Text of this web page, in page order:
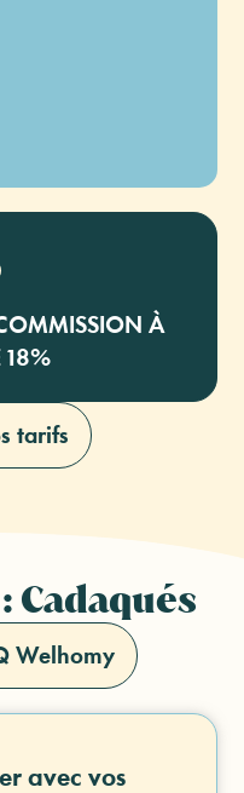
À
18%
tarifs
Cadaqués
Welhomy
avec vos